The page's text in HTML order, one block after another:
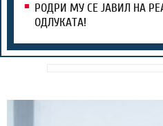
РОДРИ МУ СЕ ЈАВИЛ НА
ОДЛУКАТА!